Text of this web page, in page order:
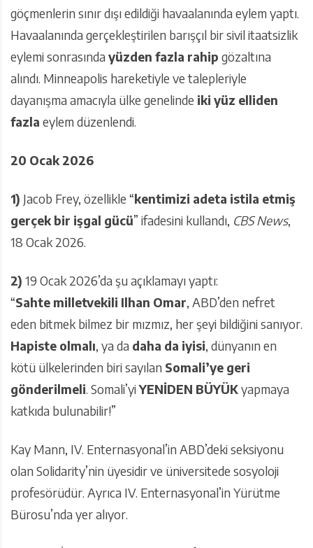
göçmenlerin sınır dışı edildiği havaalanında eylem yaptı.
Havaalanında gerçekleştirilen barışçıl bir sivil itaatsizlik
eylemi sonrasındayüzden fazla rahip gözaltına
alındı. Minneapolis hareketiyle ve talepleriyle
dayanışma amacıyla ülke genelinde iki yüz elliden
fazla eylem düzenlendi.
20 Ocak 2026
1) Jacob Frey, özellikle “kentimizi adeta istila etmiş
gerçek bir işgal gücü” ifadesini kullandı, CBS News,
18 Ocak 2026.
2) 19 Ocak 2026’da şu açıklamayı yaptı:
“Sahte milletvekili Ilhan Omar, ABD’den nefret
eden bitmek bilmez bir mızmız, her şeyi bildiğini sanıyor.
Hapiste olmalı, ya da daha da iyisi, dünyanın en
kötü ülkelerinden biri sayılan Somali’ye geri
gönderilmeli. Somali’yiYENİDEN BÜYÜKyapmaya
katkıda bulunabilir!”
Kay Mann, IV. Enternasyonal’in ABD’deki seksiyonu
olan Solidarity’nin üyesidir ve üniversitede sosyoloji
profesörüdür. Ayrıca IV. Enternasyonal’in Yürütme
Bürosu’nda yer alıyor.